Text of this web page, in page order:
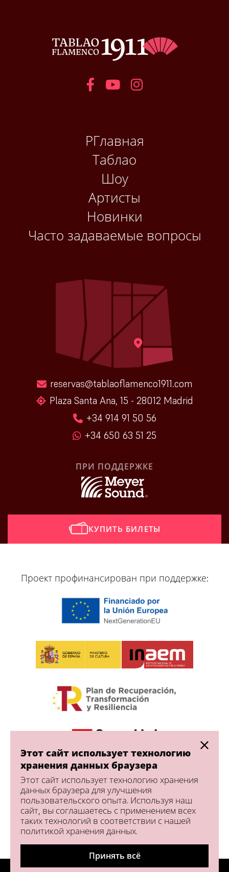
КУПИТЬ БИЛЕТЫ
РГлавная
Таблао
Шоу
Артисты
Новинки
Часто задаваемые вопросы
reservas@tablaoflamenco1911.com
Plaza Santa Ana, 15 - 28012 Madrid
+34 914 91 50 56
+34 650 63 51 25
ПРИ ПОДДЕРЖКЕ
Проект профинансирован при поддержке:
Этот сайт использует технологию
хранения данных браузера
Этот сайт использует технологию хранения
данных браузера для улучшения
пользовательского опыта. Используя наш
сайт, вы соглашаетесь с применением всех
таких технологий в соответствии с нашей
политикой хранения данных.
Принять всё